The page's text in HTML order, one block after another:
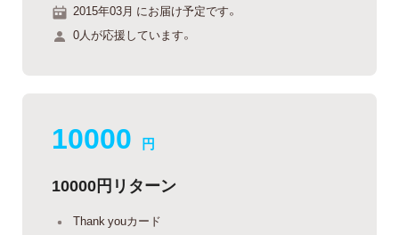
2015年03月 にお届け予定です。
0人が応援しています。
10000 円
10000円リターン
Thank youカード